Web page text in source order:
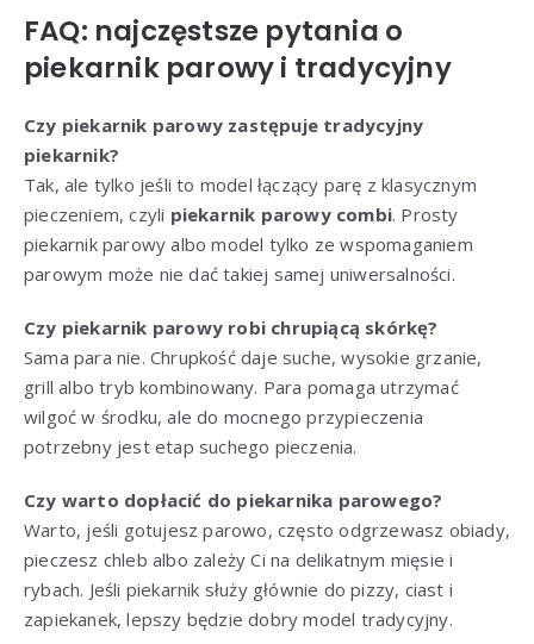
FAQ: najczęstsze pytania o
piekarnik parowy i tradycyjny
Czy piekarnik parowy zastępuje tradycyjny
piekarnik?
Tak, ale tylko jeśli to model łączący parę z klasycznym
pieczeniem, czyli piekarnik parowy combi. Prosty
piekarnik parowy albo model tylko ze wspomaganiem
parowym może nie dać takiej samej uniwersalności.
Czy piekarnik parowy robi chrupiącą skórkę?
Sama para nie. Chrupkość daje suche, wysokie grzanie,
grill albo tryb kombinowany. Para pomaga utrzymać
wilgoć w środku, ale do mocnego przypieczenia
potrzebny jest etap suchego pieczenia.
Czy warto dopłacić do piekarnika parowego?
Warto, jeśli gotujesz parowo, często odgrzewasz obiady,
pieczesz chleb albo zależy Ci na delikatnym mięsie i
rybach. Jeśli piekarnik służy głównie do pizzy, ciast i
zapiekanek, lepszy będzie dobry model tradycyjny.